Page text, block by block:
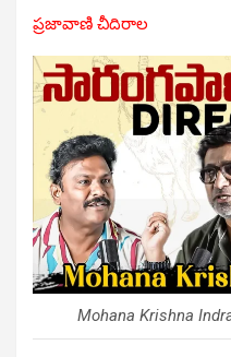
ప్రజావాణి చీదిరాల
Mohana Krishna